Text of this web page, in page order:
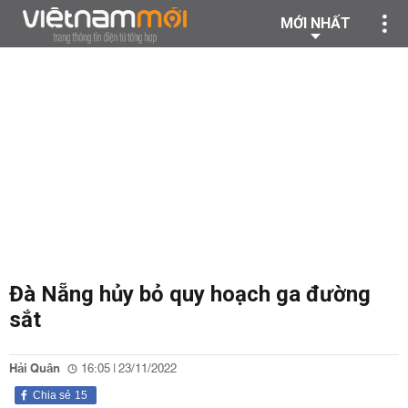
MỚI NHẤT
Đà Nẵng hủy bỏ quy hoạch ga đường
sắt
Hải Quân 16:05 | 23/11/2022
15
Chia sẻ